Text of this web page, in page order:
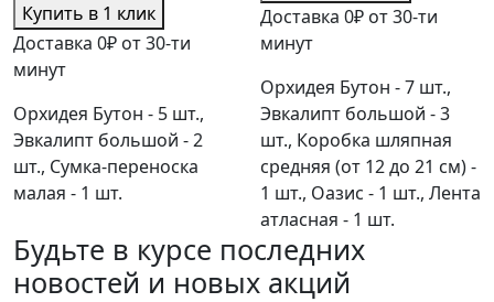
Купить в 1 клик
Доставка 0₽ от 30-ти
минут
Орхидея Бутон - 5 шт.,
Эвкалипт большой - 2
шт., Сумка-переноска
малая - 1 шт.
Доставка 0₽ от 30-ти
минут
Орхидея Бутон - 7 шт.,
Эвкалипт большой - 3
шт., Коробка шляпная
средняя (от 12 до 21 см) -
1 шт., Оазис - 1 шт., Лента
атласная - 1 шт.
Будьте в курсе последних
новостей и новых акций